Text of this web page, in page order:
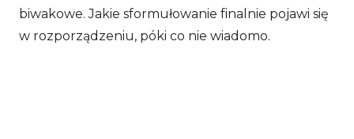
biwakowe. Jakie sformułowanie finalnie pojawi się
w rozporządzeniu, póki co nie wiadomo.